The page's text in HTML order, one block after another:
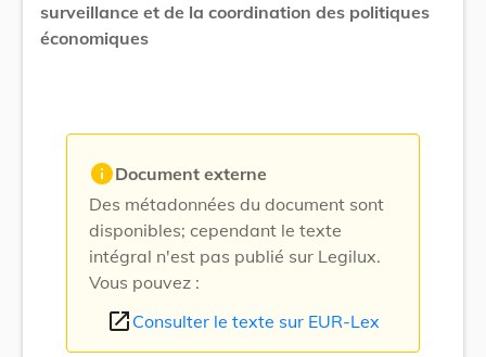
surveillance et de la coordination des politiques
économiques
infoDocument externe
Des métadonnées du document sont
disponibles; cependant le texte
intégral n'est pas publié sur Legilux.
Vous pouvez :
open_in_new Consulter le texte sur EUR-Lex